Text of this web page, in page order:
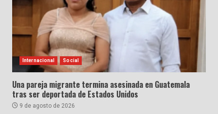
Internacional Social
Una pareja migrante termina asesinada en Guatemala
tras ser deportada de Estados Unidos
9 de agosto de 2026